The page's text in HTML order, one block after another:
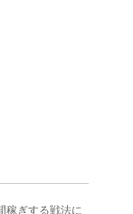
稼ぎする戦法に